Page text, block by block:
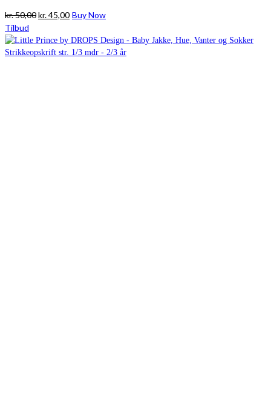
kr.50,00Den
pris
var:
kr.45,00Den
pris
er:
Buy Now
Tilbud